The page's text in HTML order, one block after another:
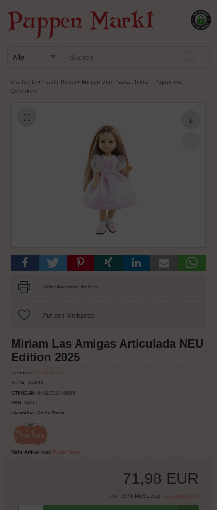
Startseite » Paola Reina» Miriam von Paola Reina - Puppe mit
Gelenken
Artikeldatenblatt drucken
Miriam Las Amigas Articulada NEU
Edition 2025
Lieferzeit 2-3 Werktage
Art.Nr.: 04865
GTIN/EAN: 8431031048655
HAN: 04865
Hersteller: Paola Reina
Mehr Artikel von: Paola Reina
71,98 EUR
inkl. 19 % MwSt. zzgl. Versandkosten